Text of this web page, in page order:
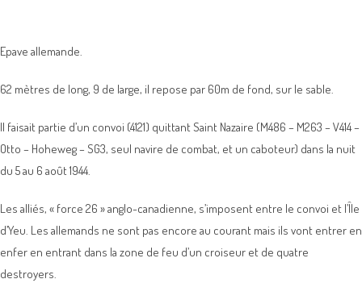
Epave allemande.
62 mètres de long, 9 de large, il repose par 60m de fond, sur le sable.
Il faisait partie d’un convoi (4121) quittant Saint Nazaire (M486 – M263 – V414 –
Otto – Hoheweg – SG3, seul navire de combat, et un caboteur) dans la nuit
du 5 au 6 août 1944.
Les alliés, « force 26 » anglo-canadienne, s’imposent entre le convoi et l’Île
d’Yeu. Les allemands ne sont pas encore au courant mais ils vont entrer en
enfer en entrant dans la zone de feu d’un croiseur et de quatre
destroyers.